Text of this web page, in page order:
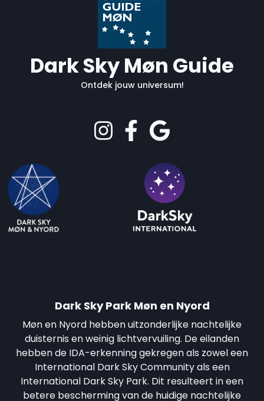
Dark Sky Møn Guide
Ontdek jouw universum!
Dark Sky Park Møn en Nyord
Møn en Nyord hebben uitzonderlijke nachtelijke
duisternis en weinig lichtvervuiling. De eilanden
hebben de IDA-erkenning gekregen als zowel een
International Dark Sky Community als een
International Dark Sky Park. Dit resulteert in een
betere bescherming van de huidige nachtelijke